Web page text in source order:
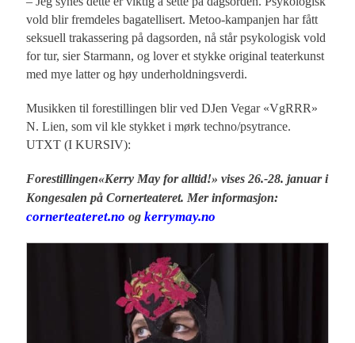
vold blir fremdeles bagatellisert. Metoo-kampanjen har fått
seksuell trakassering på dagsorden, nå står psykologisk vold
for tur, sier Starmann, og lover et stykke original teaterkunst
med mye latter og høy underholdningsverdi.
Musikken til forestillingen blir ved DJen Vegar «VgRRR»
N. Lien, som vil kle stykket i mørk techno/psytrance.
UTXT (I KURSIV):
Forestillingen«Kerry May for alltid!» vises 26.-28. januar i
Kongesalen på Cornerteateret. Mer informasjon:
cornerteateret.no ogkerrymay.no